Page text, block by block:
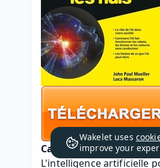
Caractéristiques
L'intelligence artificielle
Wakelet uses
improve your